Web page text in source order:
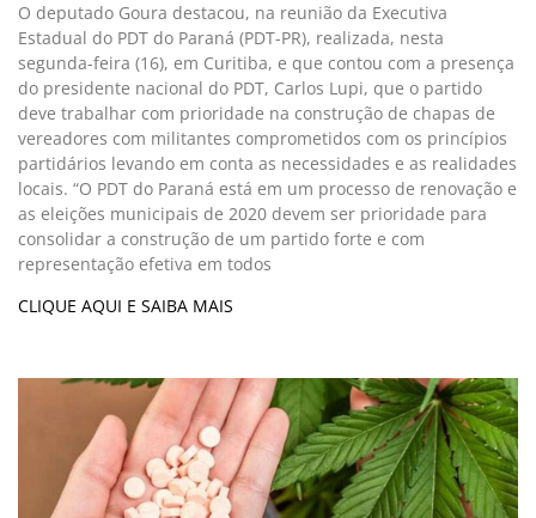
O deputado Goura destacou, na reunião da Executiva
Estadual do PDT do Paraná (PDT-PR), realizada, nesta
segunda-feira (16), em Curitiba, e que contou com a presença
do presidente nacional do PDT, Carlos Lupi, que o partido
deve trabalhar com prioridade na construção de chapas de
vereadores com militantes comprometidos com os princípios
partidários levando em conta as necessidades e as realidades
locais. “O PDT do Paraná está em um processo de renovação e
as eleições municipais de 2020 devem ser prioridade para
consolidar a construção de um partido forte e com
representação efetiva em todos
CLIQUE AQUI E SAIBA MAIS